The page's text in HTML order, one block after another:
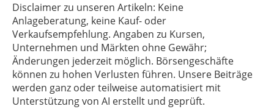
Disclaimer zu unseren Artikeln: Keine
Anlageberatung, keine Kauf- oder
Verkaufsempfehlung. Angaben zu Kursen,
Unternehmen und Märkten ohne Gewähr;
Änderungen jederzeit möglich. Börsengeschäfte
können zu hohen Verlusten führen. Unsere Beiträge
werden ganz oder teilweise automatisiert mit
Unterstützung von AI erstellt und geprüft.